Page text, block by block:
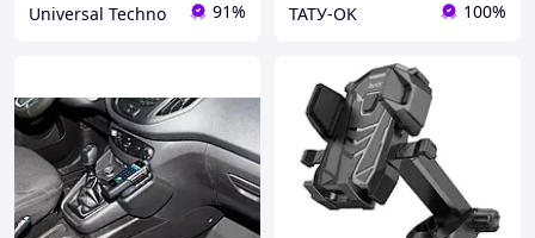
Universal Techno 91% ТАТУ-OK 100%